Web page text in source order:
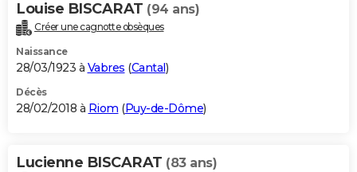
Louise BISCARAT (94 ans)
Créer une cagnotte obsèques
Naissance
28/03/1923 à Vabres (Cantal)
Décès
28/02/2018 à Riom (Puy-de-Dôme)
Lucienne BISCARAT (83 ans)